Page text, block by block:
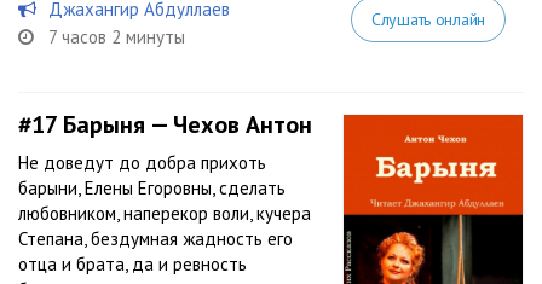
Джахангир Абдуллаев
7 часов 2 минуты
Слушать онлайн
#17 Барыня — Чехов Антон
Не доведут до добра прихоть
барыни, Елены Егоровны, сделать
любовником, наперекор воли, кучера
Степана, бездумная жадность его
отца и брата, да и ревность